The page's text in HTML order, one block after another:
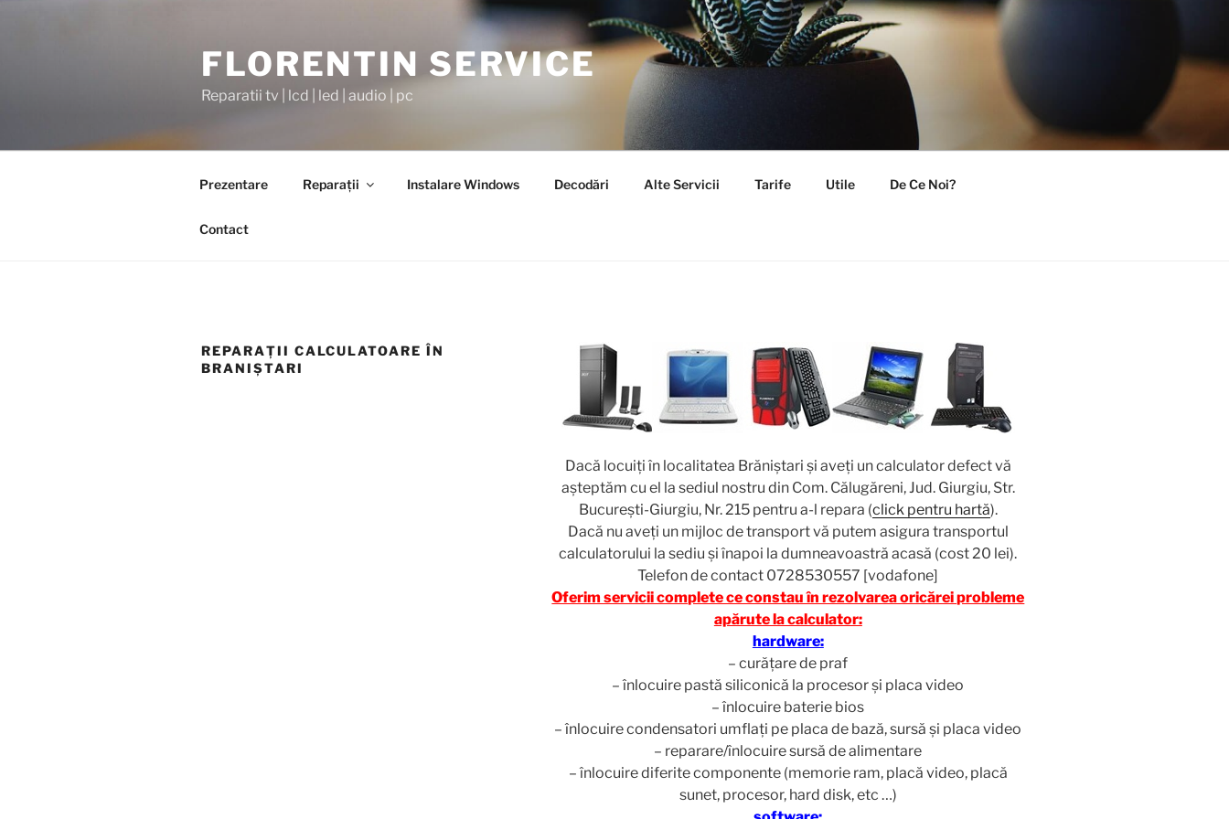
FLORENTIN SERVICE
Reparatii tv | lcd | led | audio | pc
Prezentare Reparaţii Instalare Windows Decodări Alte Servicii Tarife Utile De Ce Noi?
Contact
REPARAŢII CALCULATOARE ÎN
BRANIŞTARI
Dacă locuiţi în localitatea Brăniștari şi aveţi un calculator defect vă
aşteptăm cu el la sediul nostru din Com. Călugăreni, Jud. Giurgiu, Str.
Bucureşti-Giurgiu, Nr. 215 pentru a-l repara (click pentru hartă).
Dacă nu aveţi un mijloc de transport vă putem asigura transportul
calculatorului la sediu şi înapoi la dumneavoastră acasă (cost 20 lei).
Telefon de contact 0728530557 [vodafone]
Oferim servicii complete ce constau în rezolvarea oricărei probleme
apărute la calculator:
hardware:
– curăţare de praf
– înlocuire pastă siliconică la procesor și placa video
– înlocuire baterie bios
– înlocuire condensatori umflaţi pe placa de bază, sursă şi placa video
– reparare/înlocuire sursă de alimentare
– înlocuire diferite componente (memorie ram, placă video, placă
sunet, procesor, hard disk, etc …)